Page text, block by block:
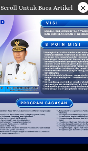
Scroll Untuk Baca Artikel ×